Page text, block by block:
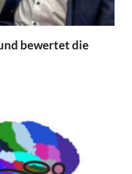
bewertet die